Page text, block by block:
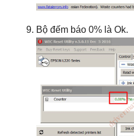
Bộ đếm báo 0% là Ok.